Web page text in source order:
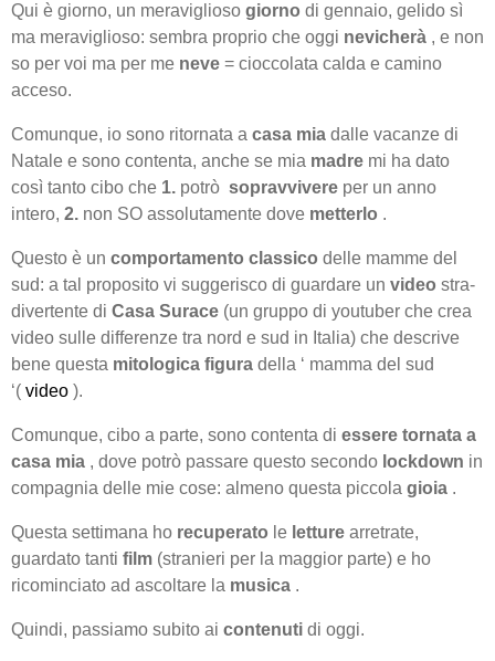
Qui è giorno, un meraviglioso giorno di gennaio, gelido sì
ma meraviglioso: sembra proprio che oggi nevicherà , e non
so per voi ma per me neve = cioccolata calda e camino
acceso.
Comunque, io sono ritornata a casa mia dalle vacanze di
Natale e sono contenta, anche se mia madre mi ha dato
così tanto cibo che 1. potrò sopravvivere per un anno
intero, 2. non SO assolutamente dove metterlo .
Questo è un comportamento classico delle mamme del
sud: a tal proposito vi suggerisco di guardare un video stra-
divertente di Casa Surace (un gruppo di youtuber che crea
video sulle differenze tra nord e sud in Italia) che descrive
bene questa mitologica figura della ‘ mamma del sud
‘( video ).
Comunque, cibo a parte, sono contenta di essere tornata a
casa mia , dove potrò passare questo secondo lockdown in
compagnia delle mie cose: almeno questa piccola gioia .
Questa settimana ho recuperato le letture arretrate,
guardato tanti film (stranieri per la maggior parte) e ho
ricominciato ad ascoltare la musica .
Quindi, passiamo subito ai contenuti di oggi.